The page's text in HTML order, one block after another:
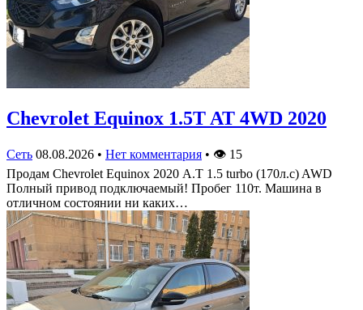
Chevrolet Equinox 1.5T AT 4WD 2020
Сеть 08.08.2026 • Нет комментария • 👁 15
Продам Chevrolet Equinox 2020 А.Т 1.5 turbo (170л.с) AWD
Полный привод подключаемый! Пробег 110т. Машина в
отличном состоянии ни каких…